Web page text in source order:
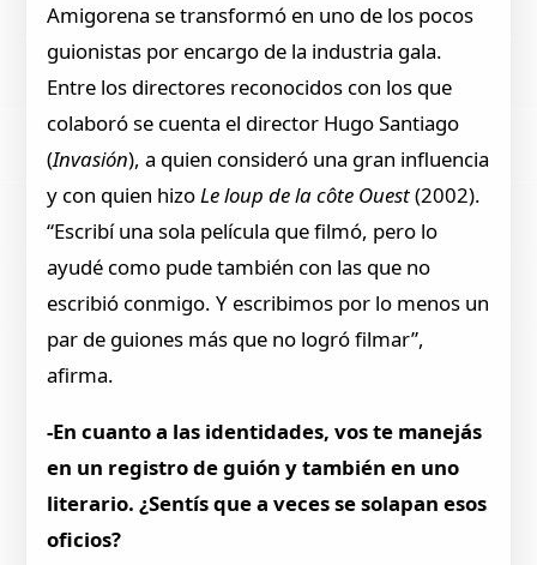
Amigorena se transformó en uno de los pocos
guionistas por encargo de la industria gala.
Entre los directores reconocidos con los que
colaboró se cuenta el director Hugo Santiago
(Invasión), a quien consideró una gran influencia
y con quien hizoLe loup de la côte Ouest(2002).
“Escribí una sola película que filmó, pero lo
ayudé como pude también con las que no
escribió conmigo. Y escribimos por lo menos un
par de guiones más que no logró filmar”,
afirma.
-En cuanto a las identidades, vos te manejás
en un registro de guión y también en uno
literario. ¿Sentís que a veces se solapan esos
oficios?